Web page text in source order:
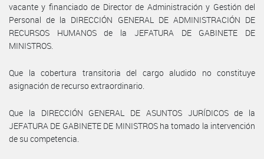
vacante y financiado de Director de Administración y Gestión del
Personal de la DIRECCIÓN GENERAL DE ADMINISTRACIÓN DE
RECURSOS HUMANOS de la JEFATURA DE GABINETE DE
MINISTROS.
Que la cobertura transitoria del cargo aludido no constituye
asignación de recurso extraordinario.
Que la DIRECCIÓN GENERAL DE ASUNTOS JURÍDICOS de la
JEFATURA DE GABINETE DE MINISTROS ha tomado la intervención
de su competencia.